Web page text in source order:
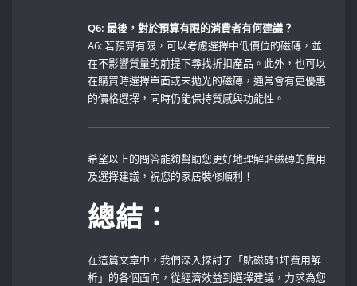
Q6: 最後，對於預算有限的消費者有何建議？
A6: 若預算有限，可以考慮選擇中低價位的磁磚，並
在不影響質量的前提下尋找折扣產品。此外，也可以
在購買時選擇單面或未拋光的磁磚，通常會有更優惠
的價格選擇，同時仍能保持質感與功能性。
希望以上的問答能夠幫助您更好地理解貼磁磚的費用
及選擇建議，祝您的家居裝修順利！
總結：
在這篇文章中，我們深入探討了「貼磁磚1坪費用解
析」的各個面向，從經濟效益到選擇建議，力求為您